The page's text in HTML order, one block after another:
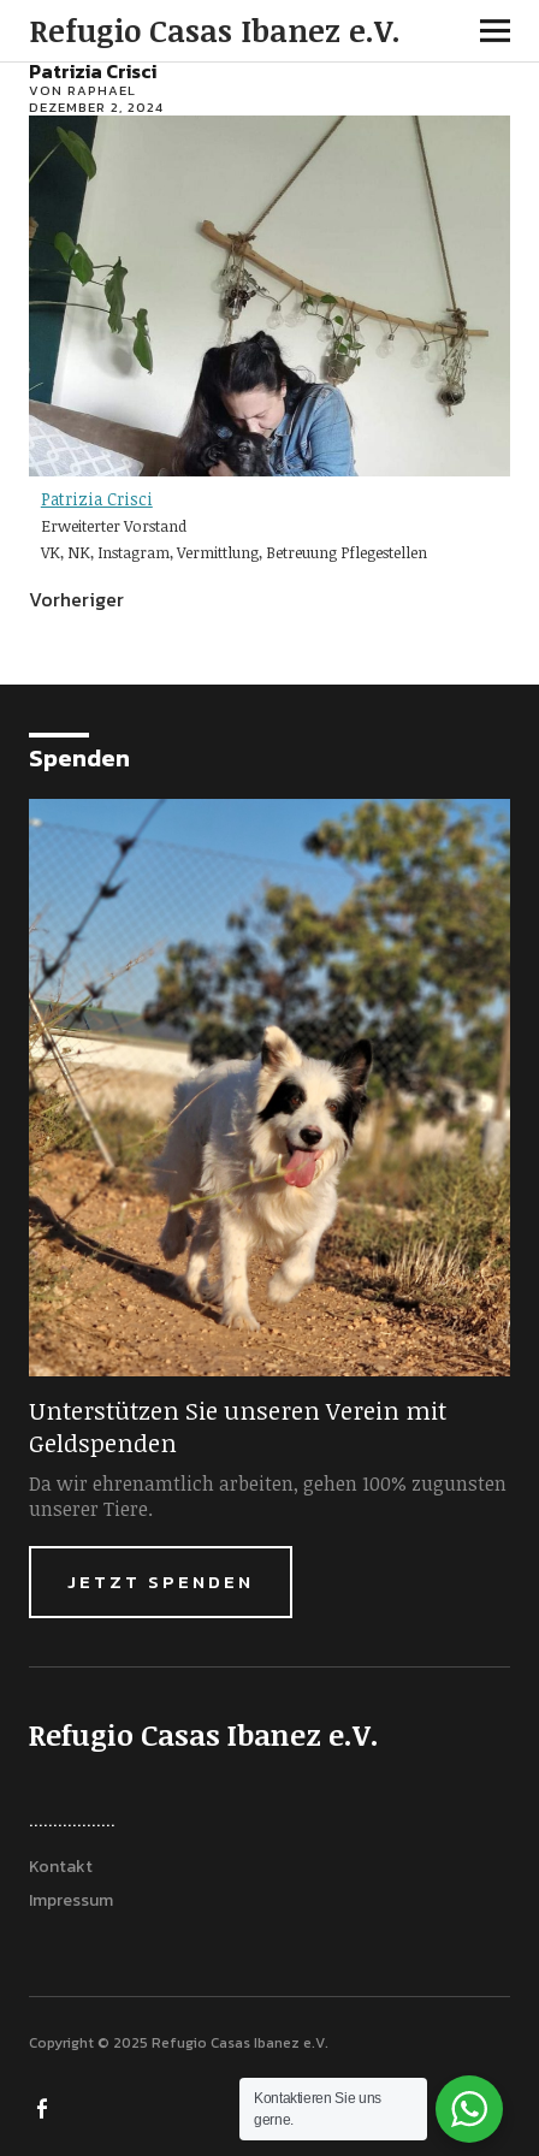
Refugio Casas Ibanez e.V.
Patrizia Crisci
VON RAPHAEL
DEZEMBER 2, 2024
Patrizia Crisci
Erweiterter Vorstand
VK, NK, Instagram, Vermittlung, Betreuung Pflegestellen
Vorheriger
Spenden
Unterstützen Sie unseren Verein mit
Geldspenden
Da wir ehrenamtlich arbeiten, gehen 100% zugunsten
unserer Tiere.
JETZT SPENDEN
Refugio Casas Ibanez e.V.
..................
Kontakt
Impressum
Copyright © 2025 Refugio Casas Ibanez e.V.
Kontaktieren Sie uns
gerne.